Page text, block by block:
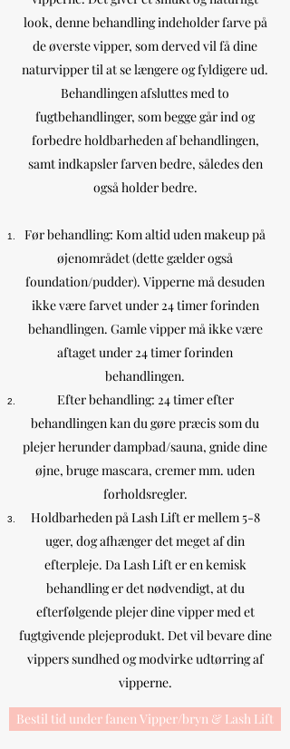
look, denne behandling indeholder farve på
de øverste vipper, som derved vil få dine
naturvipper til at se længere og fyldigere ud.
Behandlingen afsluttes med to
fugtbehandlinger, som begge går ind og
forbedre holdbarheden af behandlingen,
samt indkapsler farven bedre, således den
også holder bedre.
Før behandling: Kom altid uden makeup på
øjenområdet (dette gælder også
foundation/pudder). Vipperne må desuden
ikke være farvet under 24 timer forinden
behandlingen. Gamle vipper må ikke være
aftaget under 24 timer forinden
behandlingen.
Efter behandling: 24 timer efter
behandlingen kan du gøre præcis som du
plejer herunder dampbad/sauna, gnide dine
øjne, bruge mascara, cremer mm. uden
forholdsregler.
Holdbarheden på Lash Lift er mellem 5-8
uger, dog afhænger det meget af din
efterpleje. Da Lash Lift er en kemisk
behandling er det nødvendigt, at du
efterfølgende plejer dine vipper med et
fugtgivende plejeprodukt. Det vil bevare dine
vippers sundhed og modvirke udtørring af
vipperne.
Bestil tid under fanen Vipper/bryn & Lash Lift